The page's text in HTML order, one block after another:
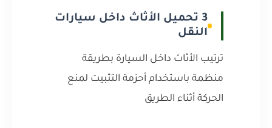
3 تحميل الأثاث داخل سيارات
النقل
ترتيب الأثاث داخل السيارة بطريقة
منظمة باستخدام أحزمة التثبيت لمنع
الحركة أثناء الطريق